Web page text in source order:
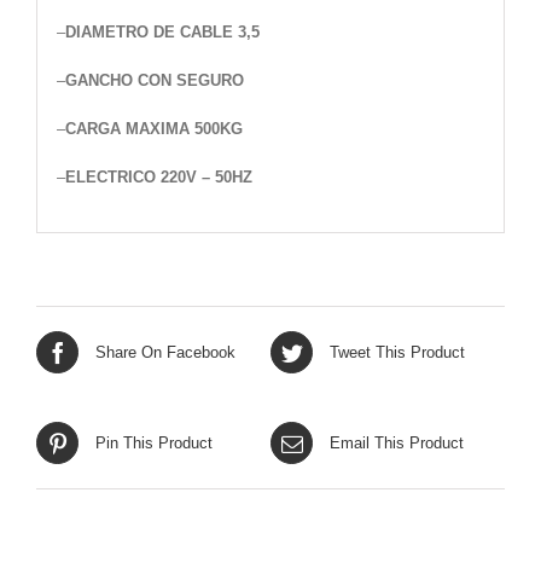
–DIAMETRO DE CABLE 3,5
–GANCHO CON SEGURO
–CARGA MAXIMA 500KG
–ELECTRICO 220V – 50HZ
Share On Facebook Tweet This Product
Pin This Product Email This Product